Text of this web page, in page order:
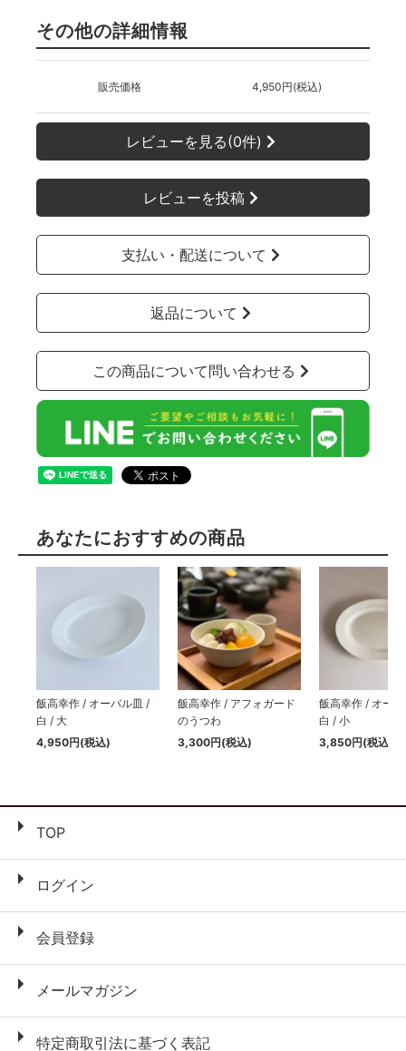
その他の詳細情報
販売価格 4,950円(税込)
レビューを見る(0件)
レビューを投稿
支払い・配送について
返品について
この商品について問い合わせる
あなたにおすすめの商品
飯高幸作 / オーバル皿 /
白 / 大
4,950円(税込)
飯高幸作 / アフォガード
のうつわ
3,300円(税込)
飯高幸作 / オー
白 / 小
3,850円(税込)
TOP
ログイン
会員登録
メールマガジン
特定商取引法に基づく表記